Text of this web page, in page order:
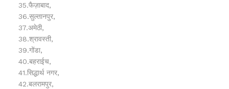
35.फैज़ाबाद,
36.सुल्तानपुर,
37.अमेठी,
38.श्रावस्ती,
39.गोंडा,
40.बहराईच,
41.सिद्धार्थ नगर,
42.बलरामपुर,